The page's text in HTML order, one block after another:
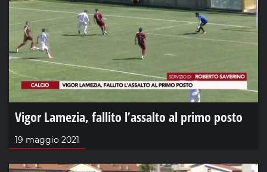
Vigor Lamezia, fallito l’assalto al primo posto
19 maggio 2021